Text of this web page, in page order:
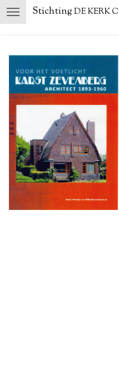
Ga
hoofdinhoud
StichtingDE KERK